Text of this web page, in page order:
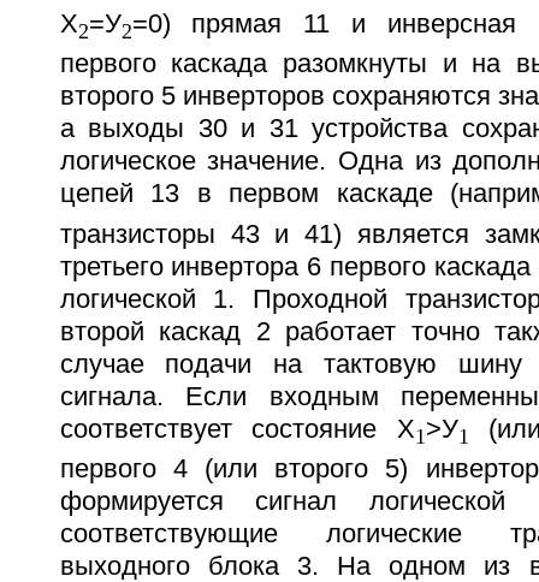
Х2=У2=0) прямая 11 и инверсная
первого каскада разомкнуты и на
второго 5 инверторов сохраняются
а выходы 30 и 31 устройства
логическое значение. Одна из
цепей 13 в первом каскаде
транзисторы 43 и 41) является
третьего инвертора 6 первого
логической 1. Проходной
второй каскад 2 работает точно
случае подачи на тактовую шину
сигнала. Если входным
соответствует состояние X1 >У1
первого 4 (или второго 5)
формируется сигнал
соответствующие логические
выходного блока 3. На одном из